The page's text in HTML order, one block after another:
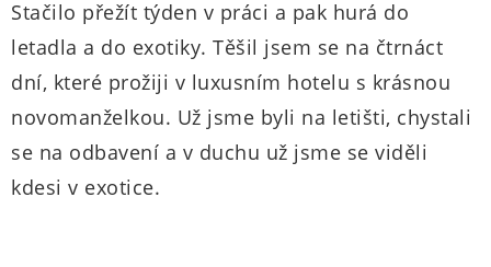
Stačilo přežít týden v práci a pak hurá do
letadla a do exotiky. Těšil jsem se na čtrnáct
dní, které prožiji v luxusním hotelu s krásnou
novomanželkou. Už jsme byli na letišti, chystali
se na odbavení a v duchu už jsme se viděli
kdesi v exotice.